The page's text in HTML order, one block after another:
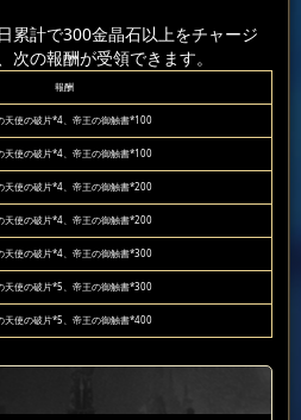
累計で300金晶石以上をチャージ
次の報酬が受領できます。
報酬
天使の破片*4、帝王の御触書*100
天使の破片*4、帝王の御触書*100
天使の破片*4、帝王の御触書*200
天使の破片*4、帝王の御触書*200
天使の破片*4、帝王の御触書*300
天使の破片*5、帝王の御触書*300
天使の破片*5、帝王の御触書*400